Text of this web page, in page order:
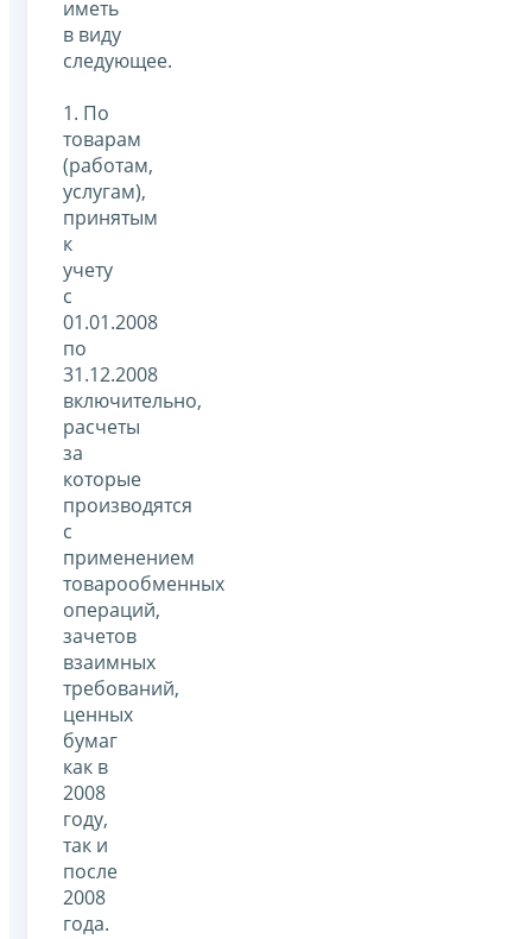
иметь
в виду
следующее.
1. По
товарам
(работам,
услугам),
принятым
к
учету
с
01.01.2008
по
31.12.2008
включительно,
расчеты
за
которые
производятся
с
применением
товарообменных
операций,
зачетов
взаимных
требований,
ценных
бумаг
как в
2008
году,
так и
после
2008
года.